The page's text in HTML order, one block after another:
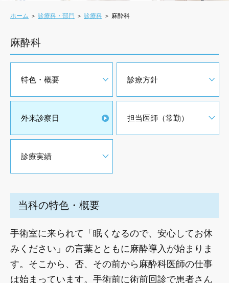
ホーム ＞ 診療科・部門 ＞ 診療科 ＞ 麻酔科
麻酔科
特色・概要 診療方針
外来診察日 担当医師（常勤）
診療実績
当科の特色・概要
手術室に来られて「眠くなるので、安心してお休
みください」の言葉とともに麻酔導入が始まりま
す。そこから、否、その前から麻酔科医師の仕事
は始まっています。手術前に術前回診で患者さん